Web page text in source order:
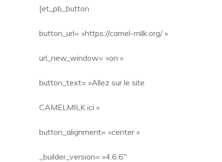
[et_pb_button
button_url= »https://camel-milk.org/ »
url_new_window= »on »
button_text= »Allez sur le site
CAMELMILK ici »
button_alignment= »center »
_builder_version= »4.6.6″